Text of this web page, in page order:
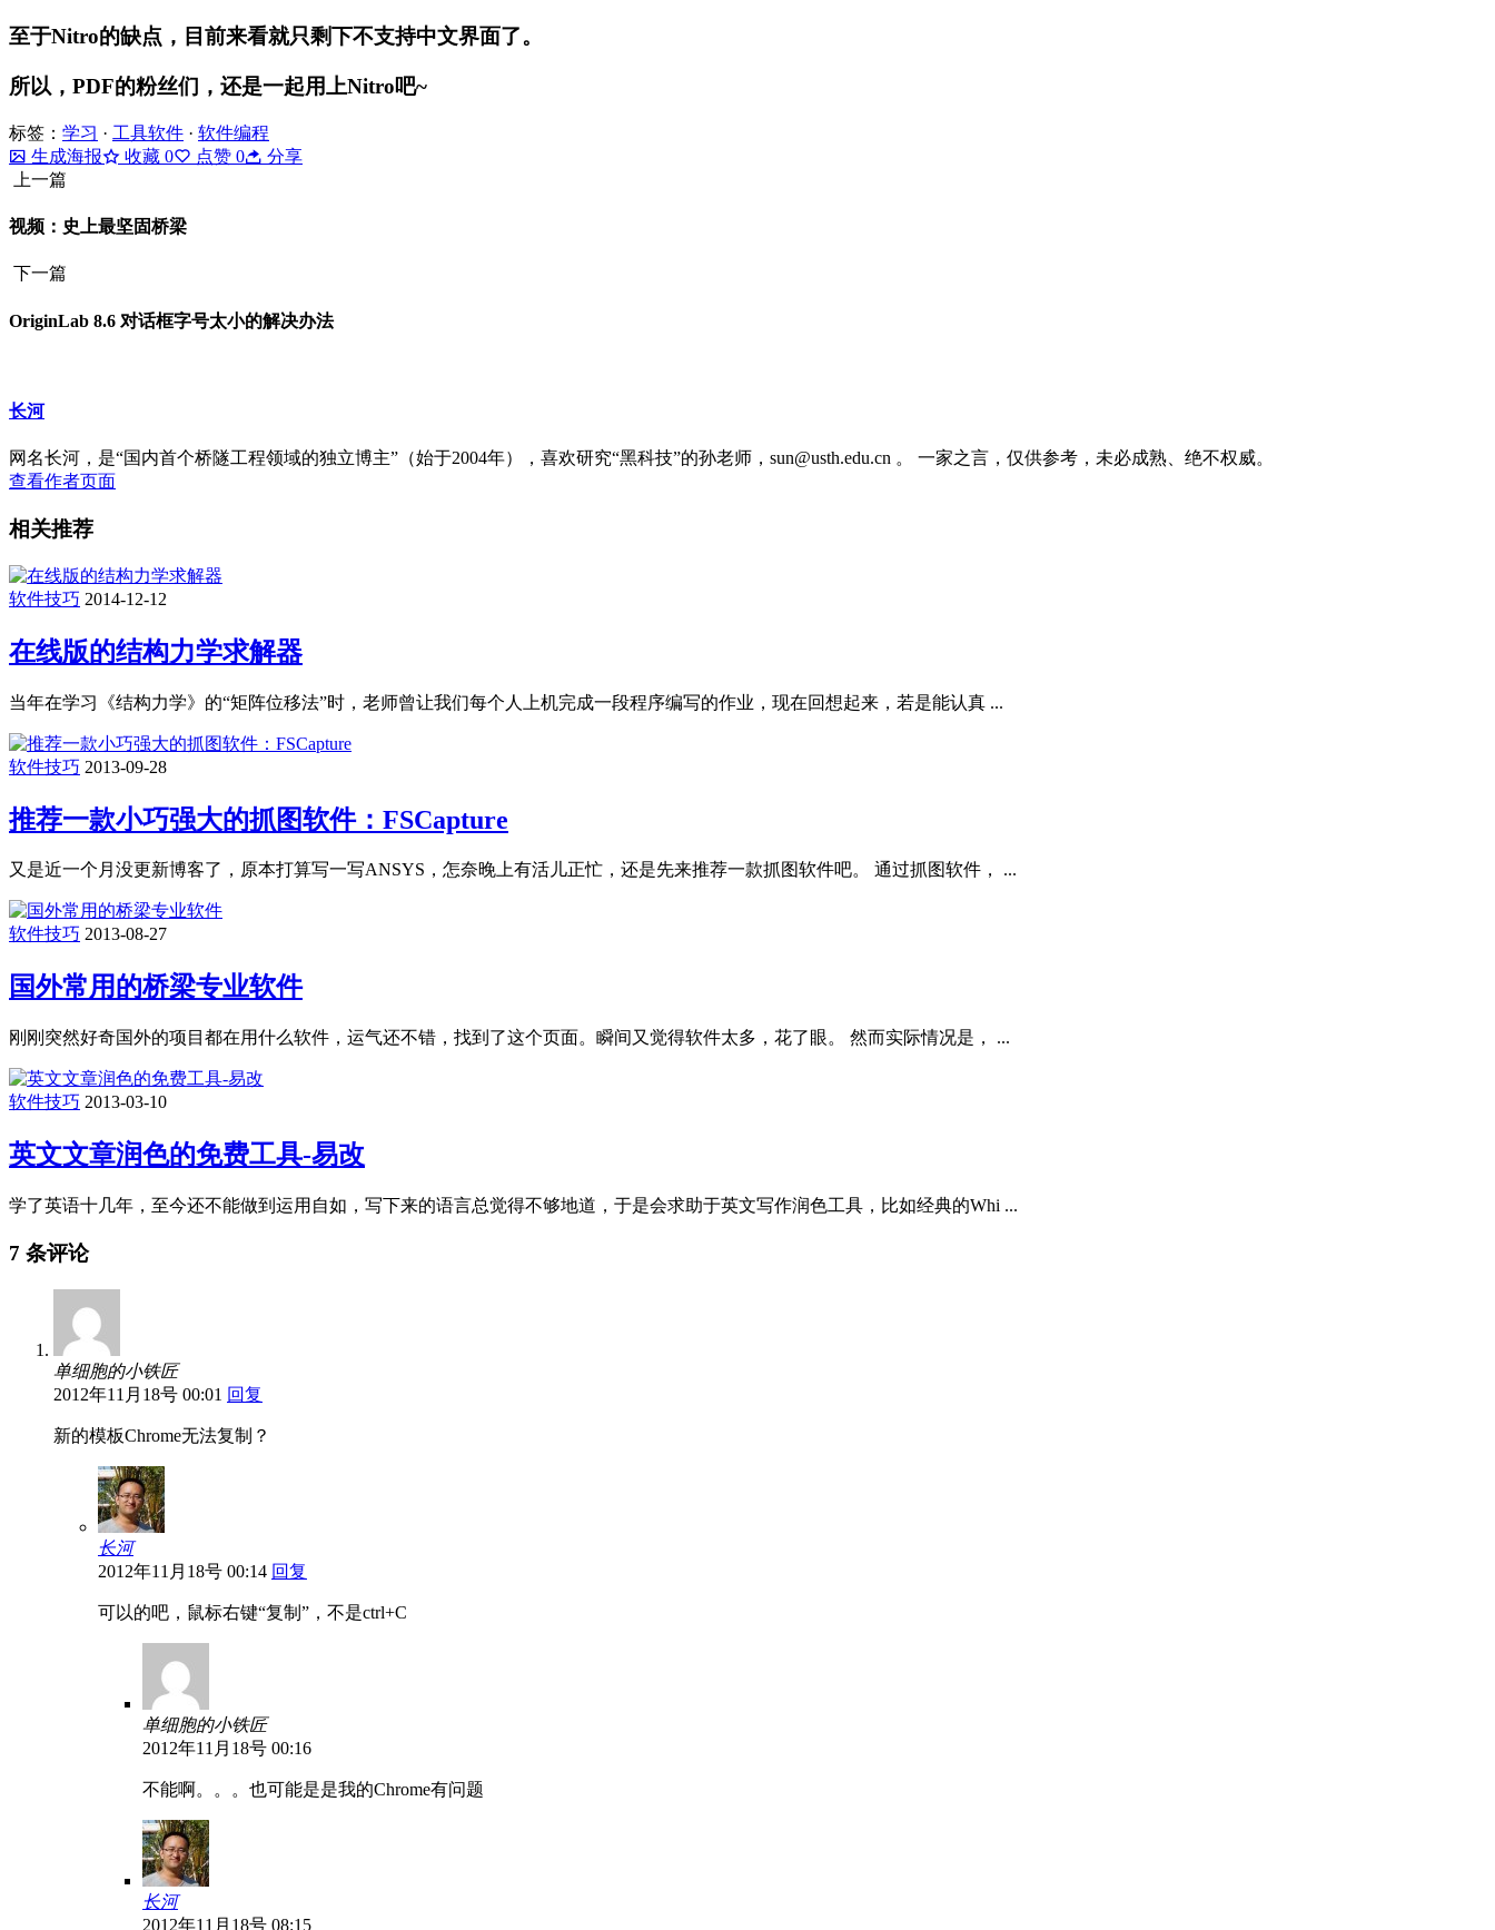
至于Nitro的缺点，目前来看就只剩下不支持中文界面了。
所以，PDF的粉丝们，还是一起用上Nitro吧~
标签： 学习 · 工具软件 · 软件编程
生成海报
收藏 0 点赞 0
分享
上一篇
视频：史上最坚固桥梁
下一篇
OriginLab 8.6 对话框字号太小的解决办法
长河
网名长河，是“国内首个桥隧工程领域的独立博主”（始于2004年），喜欢研究“黑科技”的孙老师，sun@usth.edu.cn 。 一家之言，仅供参考，未必成熟、绝不权威。
查看作者页面
相关推荐
软件技巧 2014-12-12
在线版的结构力学求解器
当年在学习《结构力学》的“矩阵位移法”时，老师曾让我们每个人上机完成一段程序编写的作业，现在回想起来，若是能认真 ...
软件技巧 2013-09-28
推荐一款小巧强大的抓图软件：FSCapture
又是近一个月没更新博客了，原本打算写一写ANSYS，怎奈晚上有活儿正忙，还是先来推荐一款抓图软件吧。 通过抓图软件， ...
软件技巧 2013-08-27
国外常用的桥梁专业软件
刚刚突然好奇国外的项目都在用什么软件，运气还不错，找到了这个页面。瞬间又觉得软件太多，花了眼。 然而实际情况是， ...
软件技巧 2013-03-10
英文文章润色的免费工具-易改
学了英语十几年，至今还不能做到运用自如，写下来的语言总觉得不够地道，于是会求助于英文写作润色工具，比如经典的Whi ...
7 条评论
单细胞的小铁匠
2012年11月18号 00:01 回复
新的模板Chrome无法复制？
长河
2012年11月18号 00:14 回复
可以的吧，鼠标右键“复制”，不是ctrl+C
单细胞的小铁匠
2012年11月18号 00:16
不能啊。。。也可能是是我的Chrome有问题
长河
2012年11月18号 08:15